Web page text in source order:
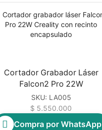
Cortador Grabador Láser
Falcon2 Pro 22W
SKU: LA005
$ 5.550.000
Compra por WhatsApp